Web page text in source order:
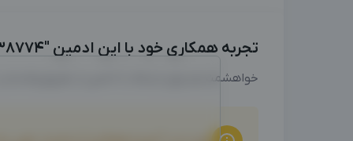
تجربه همکاری خود با این ادمین "09182838774سمیرا بهمنی" را با ما به اشتراک بگذارید
خواهشمندیم برای ارتباط با ادمین از طریق